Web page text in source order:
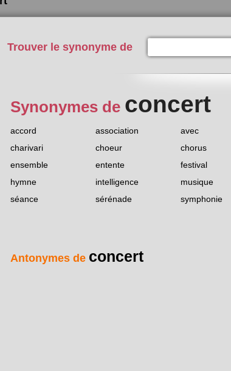
Trouver le synonyme de
Synonymes de concert
accord association avec
charivari
choeur chorus
ensemble
entente festival
hymne
intelligence musique
séance
sérénade symphonie
Antonymes de concert